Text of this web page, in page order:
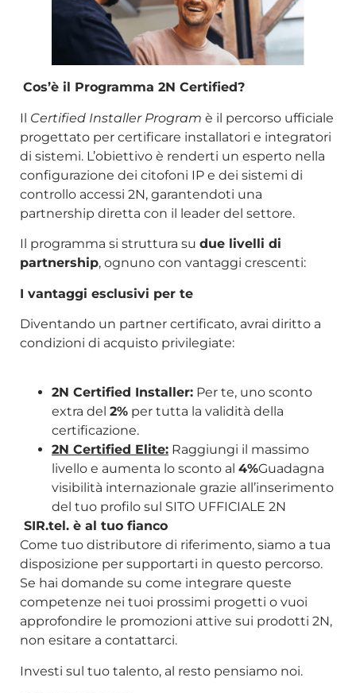
Cos’è il Programma 2N Certified?
Il Certified Installer Program è il percorso ufficiale
progettato per certificare installatori e integratori
di sistemi. L’obiettivo è renderti un esperto nella
configurazione dei citofoni IP e dei sistemi di
controllo accessi 2N, garantendoti una
partnership diretta con il leader del settore.
Il programma si struttura su due livelli di
partnership, ognuno con vantaggi crescenti:
I vantaggi esclusivi per te
Diventando un partner certificato, avrai diritto a
condizioni di acquisto privilegiate:
2N Certified Installer: Per te, uno sconto
extra del 2% per tutta la validità della
certificazione.
2N Certified Elite: Raggiungi il massimo
livello e aumenta lo sconto al 4%Guadagna
visibilità internazionale grazie all’inserimento
del tuo profilo sul SITO UFFICIALE 2N
SIR.tel. è al tuo fianco
Come tuo distributore di riferimento, siamo a tua
disposizione per supportarti in questo percorso.
Se hai domande su come integrare queste
competenze nei tuoi prossimi progetti o vuoi
approfondire le promozioni attive sui prodotti 2N,
non esitare a contattarci.
Investi sul tuo talento, al resto pensiamo noi.